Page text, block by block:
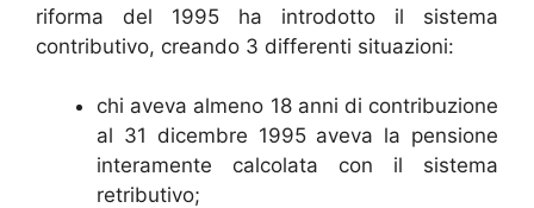
riforma del 1995 ha introdotto il sistema
contributivo, creando 3 differenti situazioni:
chi aveva almeno 18 anni di contribuzione
al 31 dicembre 1995 aveva la pensione
interamente calcolata con il sistema
retributivo;